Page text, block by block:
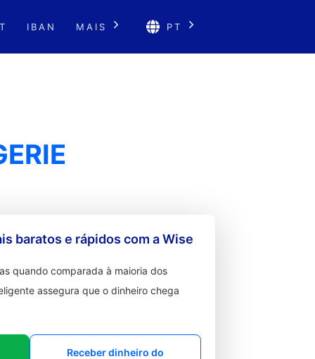
IBAN MAIS PT
baratos e rápidos com a Wise
quando comparada à maioria dos
assegura que o dinheiro chega
Receber dinheiro do